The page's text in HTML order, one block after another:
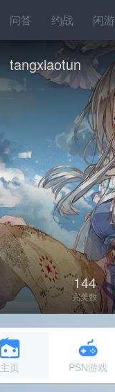
问答 约战 闲游
tangxiaotun
144
完美数
主页 PSN游戏